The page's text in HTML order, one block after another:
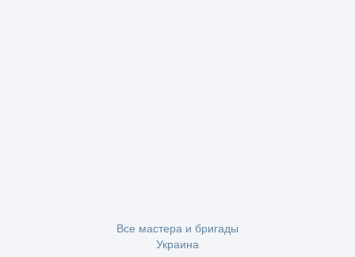
Все мастера и бригады
Украина